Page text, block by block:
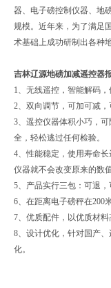
器、电子磅控制仪器、地
规模。近年来，为了满足
术基础上成功研制出各种
吉林辽源地磅加减遥控器
1、无线遥控，智能解码，
2、双向调节，可加可减，
3、遥控仪器体积小巧，
全，轻松逃过任何检验。
4、性能稳定，使用寿命
仪器就不会改变原来的数值
5、产品实行三包：可退，
6、在距离电子磅秤在200
7、优质配件，以优质材料
8、设计优化，针对国产
化。